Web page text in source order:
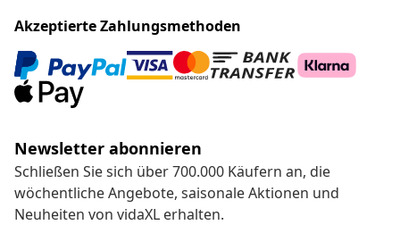
Akzeptierte Zahlungsmethoden
Newsletter abonnieren
Schließen Sie sich über 700.000 Käufern an, die
wöchentliche Angebote, saisonale Aktionen und
Neuheiten von vidaXL erhalten.